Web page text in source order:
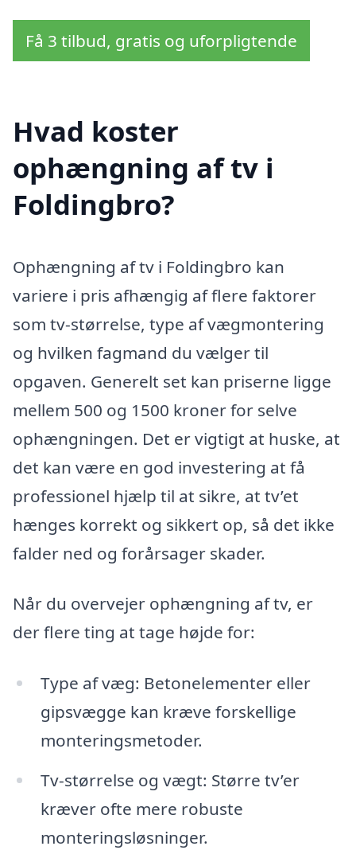
Få 3 tilbud, gratis og uforpligtende
Hvad koster
ophængning af tv i
Foldingbro?
Ophængning af tv i Foldingbro kan
variere i pris afhængig af flere faktorer
som tv-størrelse, type af vægmontering
og hvilken fagmand du vælger til
opgaven. Generelt set kan priserne ligge
mellem 500 og 1500 kroner for selve
ophængningen. Det er vigtigt at huske, at
det kan være en god investering at få
professionel hjælp til at sikre, at tv’et
hænges korrekt og sikkert op, så det ikke
falder ned og forårsager skader.
Når du overvejer ophængning af tv, er
der flere ting at tage højde for:
Type af væg: Betonelementer eller
gipsvægge kan kræve forskellige
monteringsmetoder.
Tv-størrelse og vægt: Større tv’er
kræver ofte mere robuste
monteringsløsninger.